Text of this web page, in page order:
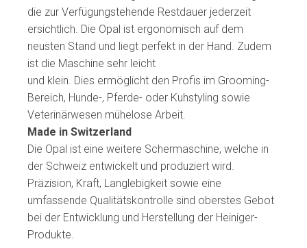
die zur Verfügungstehende Restdauer jederzeit
ersichtlich. Die Opal ist ergonomisch auf dem
neusten Stand und liegt perfekt in der Hand. Zudem
ist die Maschine sehr leicht
und klein. Dies ermöglicht den Profis im Grooming-
Bereich, Hunde-, Pferde- oder Kuhstyling sowie
Veterinärwesen mühelose Arbeit.
Made in Switzerland
Die Opal ist eine weitere Schermaschine, welche in
der Schweiz entwickelt und produziert wird.
Präzision, Kraft, Langlebigkeit sowie eine
umfassende Qualitätskontrolle sind oberstes Gebot
bei der Entwicklung und Herstellung der Heiniger-
Produkte.